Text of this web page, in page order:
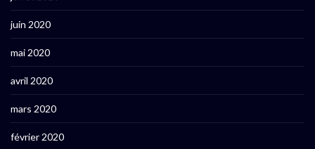
juin 2020
mai 2020
avril 2020
mars 2020
février 2020